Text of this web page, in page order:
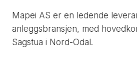
Mapei AS er en ledende
anleggsbransjen, med
Sagstua i Nord-Odal.